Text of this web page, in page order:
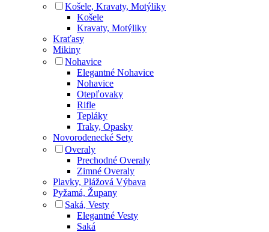
Košele, Kravaty, Motýliky
Košele
Kravaty, Motýliky
Kraťasy
Mikiny
Nohavice
Elegantné Nohavice
Nohavice
Otepľovaky
Rifle
Tepláky
Traky, Opasky
Novorodenecké Sety
Overaly
Prechodné Overaly
Zimné Overaly
Plavky, Plážová Výbava
Pyžamá, Župany
Saká, Vesty
Elegantné Vesty
Saká